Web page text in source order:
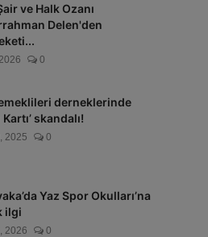
ve Halk Ozanı
Delen'den
0
derneklerinde
Kartı’ skandalı!
2025 0
Yaz Spor Okulları’na
ilgi
2026 0